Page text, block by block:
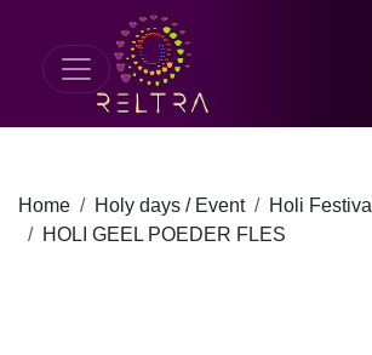
Home Holy days / Event
Holi Festival
HOLI GEEL POEDER FLES